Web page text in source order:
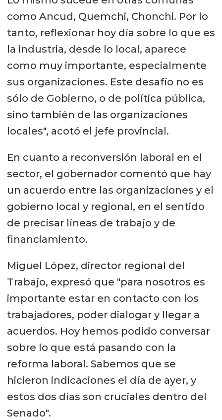
como Ancud, Quemchi, Chonchi. Por lo
tanto, reflexionar hoy día sobre lo que es
la industria, desde lo local, aparece
como muy importante, especialmente
sus organizaciones. Este desafío no es
sólo de Gobierno, o de política pública,
sino también de las organizaciones
locales", acotó el jefe provincial.
En cuanto a reconversión laboral en el
sector, el gobernador comentó que hay
un acuerdo entre las organizaciones y el
gobierno local y regional, en el sentido
de precisar líneas de trabajo y de
financiamiento.
Miguel López, director regional del
Trabajo, expresó que "para nosotros es
importante estar en contacto con los
trabajadores, poder dialogar y llegar a
acuerdos. Hoy hemos podido conversar
sobre lo que está pasando con la
reforma laboral. Sabemos que se
hicieron indicaciones el día de ayer, y
estos dos días son cruciales dentro del
Senado".